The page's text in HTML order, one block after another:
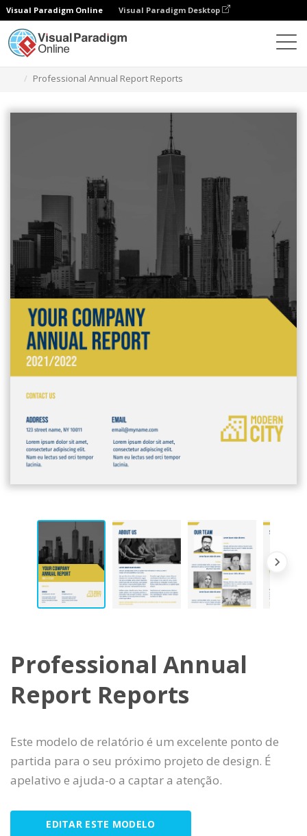
Visual Paradigm Online Visual Paradigm Desktop
Professional Annual Report Reports
Professional Annual
Report Reports
Este modelo de relatório é um excelente ponto de
partida para o seu próximo projeto de design. É
apelativo e ajuda-o a captar a atenção.
EDITAR ESTE MODELO